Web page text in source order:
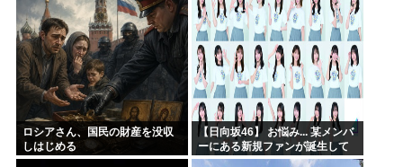
ロシアさん、国民の財産を没収
しはじめる
【日向坂46】 お悩み... 某メンバ
ーにある新規ファンが誕生して
いた